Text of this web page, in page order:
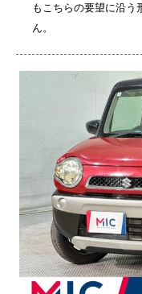
もこちらの要望に沿う
ん。